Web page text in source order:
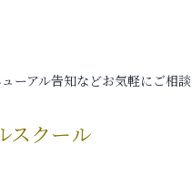
ーアル告知などお気軽にご相
スクール